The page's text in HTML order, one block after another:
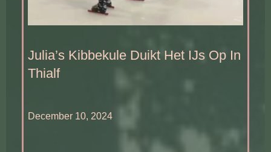
Julia’s Kibbekule Duikt Het IJs Op In
Thialf
December 10, 2024